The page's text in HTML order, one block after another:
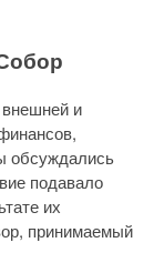
и
обсуждались
подавало
их
принимаемый